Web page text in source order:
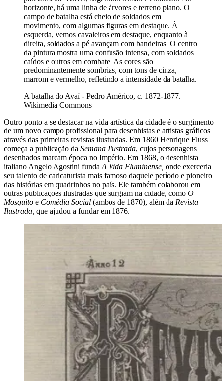
horizonte, há uma linha de árvores e terreno plano. O
campo de batalha está cheio de soldados em
movimento, com algumas figuras em destaque. À
esquerda, vemos cavaleiros em destaque, enquanto à
direita, soldados a pé avançam com bandeiras. O centro
da pintura mostra uma confusão intensa, com soldados
caídos e outros em combate. As cores são
predominantemente sombrias, com tons de cinza,
marrom e vermelho, refletindo a intensidade da batalha.
A batalha do Avaí - Pedro Américo, c. 1872-1877.
Wikimedia Commons
Outro ponto a se destacar na vida artística da cidade é o surgimento
de um novo campo profissional para desenhistas e artistas gráficos
através das primeiras revistas ilustradas. Em 1860 Henrique Fluss
começa a publicação da Semana Ilustrada, cujos personagens
desenhados marcam época no Império. Em 1868, o desenhista
italiano Angelo Agostini funda A Vida Fluminense, onde exerceria
seu talento de caricaturista mais famoso daquele período e pioneiro
das histórias em quadrinhos no país. Ele também colaborou em
outras publicações ilustradas que surgiam na cidade, como O
Mosquito e Comédia Social (ambos de 1870), além da Revista
Ilustrada, que ajudou a fundar em 1876.